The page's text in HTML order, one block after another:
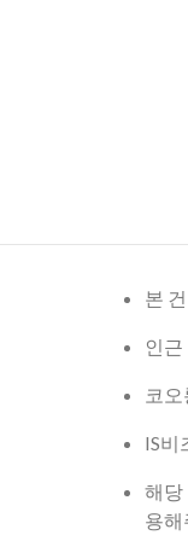
본
인
코
IS비
해당
용해